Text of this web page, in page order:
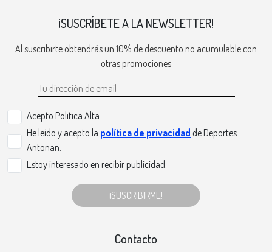
¡SUSCRÍBETE A LA NEWSLETTER!
Al suscribirte obtendrás un 10% de descuento no acumulable con
otras promociones
Acepto Politica Alta
He leído y acepto la política de privacidad de Deportes
Antonan.
Estoy interesado en recibir publicidad.
¡SUSCRIBIRME!
Contacto